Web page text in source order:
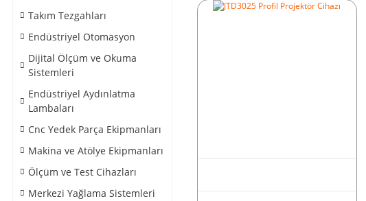
Takım Tezgahları
Endüstriyel Otomasyon
Dijital Ölçüm ve Okuma
Sistemleri
Endüstriyel Aydınlatma
Lambaları
Cnc Yedek Parça Ekipmanları
Makina ve Atölye Ekipmanları
Ölçüm ve Test Cihazları
Merkezi Yağlama Sistemleri